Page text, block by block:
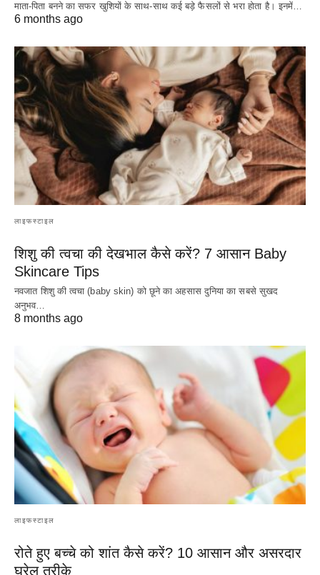
माता-पिता बनने का सफर खुशियों के साथ-साथ कई बड़े फैसलों से भरा होता है। इनमें…
6 months ago
लाइफस्टाइल
शिशु की त्वचा की देखभाल कैसे करें? 7 आसान Baby
Skincare Tips
नवजात शिशु की त्वचा (baby skin) को छूने का अहसास दुनिया का सबसे सुखद
अनुभव…
8 months ago
लाइफस्टाइल
रोते हुए बच्चे को शांत कैसे करें? 10 आसान और असरदार
घरेलू तरीके